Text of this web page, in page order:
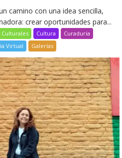
camino con una idea sencilla,
crear oportunidades para...
Culturales Cultura
Curaduría
Virtual Galerías